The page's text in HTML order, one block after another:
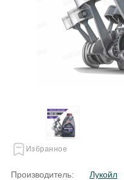
Избранное
Производитель: Лукойл